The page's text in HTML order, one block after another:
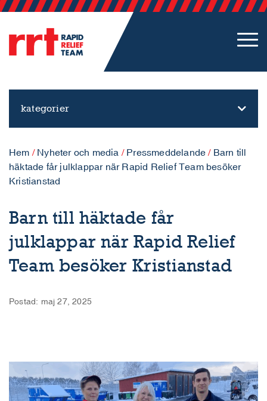
kategorier
Hem / Nyheter och media / Pressmeddelande / Barn till
häktade får julklappar när Rapid Relief Team besöker
Kristianstad
Barn till häktade får
julklappar när Rapid Relief
Team besöker Kristianstad
Postad: maj 27, 2025